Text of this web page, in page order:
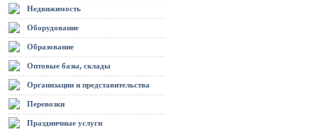
Недвижимость
Оборудование
Образование
Оптовые базы, склады
Организации и представительства
Перевозки
Праздничные услуги